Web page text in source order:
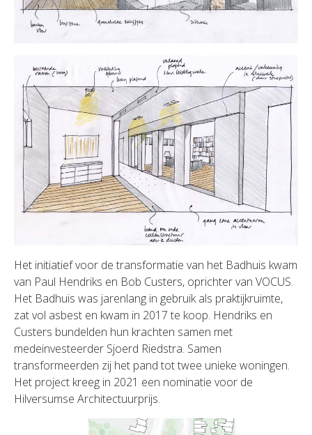
Het initiatief voor de transformatie van het Badhuis kwam
van Paul Hendriks en Bob Custers, oprichter van VOCUS.
Het Badhuis was jarenlang in gebruik als praktijkruimte,
zat vol asbest en kwam in 2017 te koop. Hendriks en
Custers bundelden hun krachten samen met
medeinvesteerder Sjoerd Riedstra. Samen
transformeerden zij het pand tot twee unieke woningen.
Het project kreeg in 2021 een nominatie voor de
Hilversumse Architectuurprijs.